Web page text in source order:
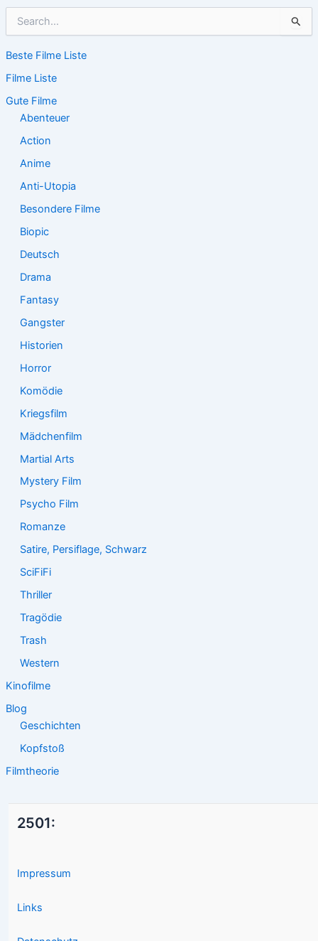
h
n
n
Beste Filme Liste
Filme Liste
Gute Filme
Abenteuer
Action
Anime
Anti-Utopia
Besondere Filme
Biopic
Deutsch
Drama
Fantasy
Gangster
Historien
Horror
Komödie
Kriegsfilm
Mädchenfilm
Martial Arts
Mystery Film
Psycho Film
Romanze
Satire, Persiflage, Schwarz
SciFiFi
Thriller
Tragödie
Trash
Western
Kinofilme
Blog
Geschichten
Kopfstoß
Filmtheorie
2501:
Impressum
Links